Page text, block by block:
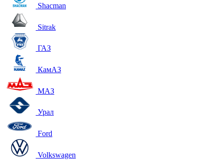
Shacman
Sitrak
ГАЗ
КамАЗ
МАЗ
Урал
Ford
Volkswagen